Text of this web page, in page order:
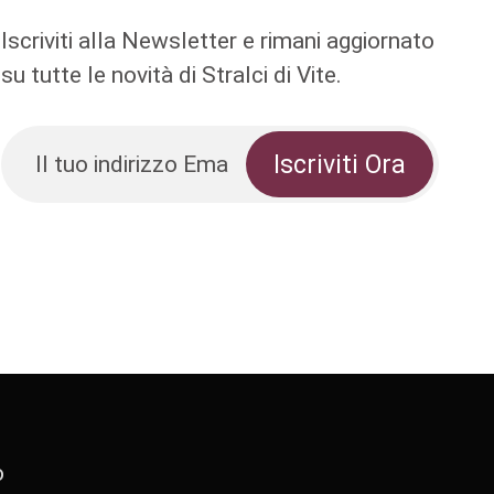
Iscriviti alla Newsletter e rimani aggiornato
su tutte le novità di Stralci di Vite.